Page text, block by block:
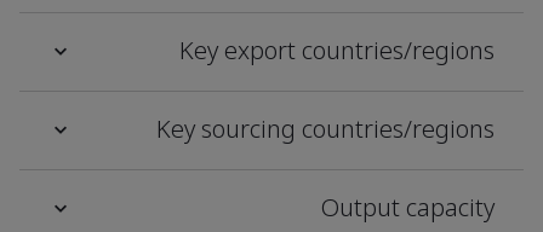
Key export countries/regions
Key sourcing countries/regions
Output capacity